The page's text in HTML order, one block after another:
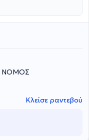
ΝΟΜΟΣ
Κλείσε ραντεβού